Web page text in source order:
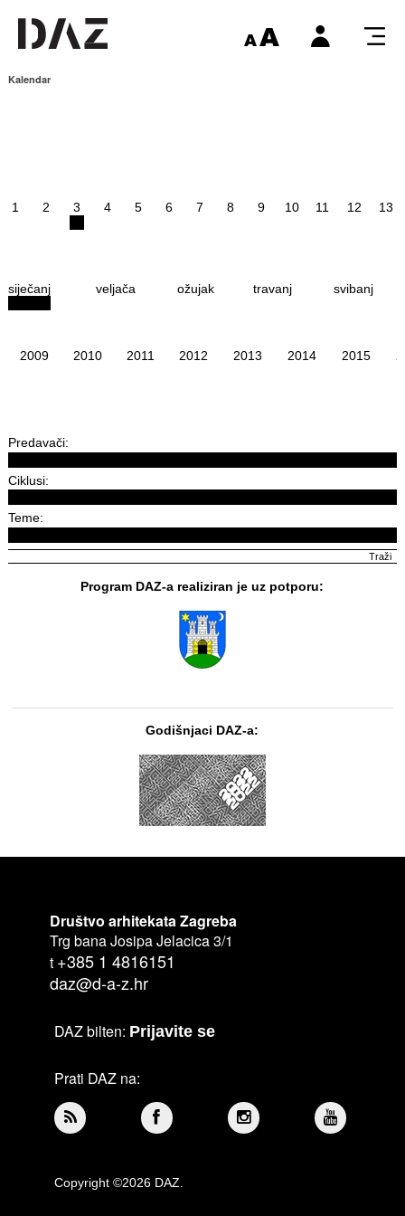
Kalendar
1 2 3 4 5 6 7 8 9 10 11 12 13
siječanj veljača ožujak travanj svibanj
2009 2010 2011 2012 2013 2014 2015
Predavači:
Ciklusi:
Teme:
Program DAZ-a realiziran je uz potporu:
Godišnjaci DAZ-a:
Društvo arhitekata Zagreba
Trg bana Josipa Jelacica 3/1
t +385 1 4816151
daz@d-a-z.hr
DAZ bilten: Prijavite se
Prati DAZ na:
Copyright ©2026 DAZ.